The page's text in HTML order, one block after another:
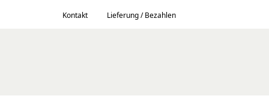
Kontakt Lieferung / Bezahlen